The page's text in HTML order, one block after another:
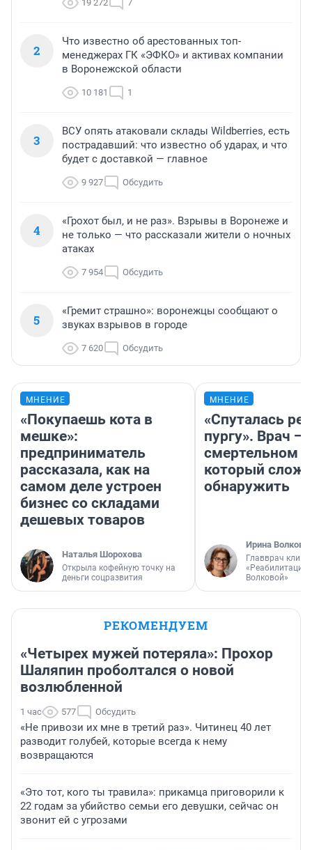
19 272 7
2
Что известно об арестованных топ-
менеджерах ГК «ЭФКО» и активах компании
в Воронежской области
10 181 1
3
ВСУ опять атаковали склады Wildberries, есть
пострадавший: что известно об ударах, и что
будет с доставкой — главное
9 927 Обсудить
4
«Грохот был, и не раз». Взрывы в Воронеже и
не только — что рассказали жители о ночных
атаках
7 954 Обсудить
5
«Гремит страшно»: воронежцы сообщают о
звуках взрывов в городе
7 620 Обсудить
МНЕНИЕ
«Покупаешь кота в
мешке»:
предприниматель
рассказала, как на
самом деле устроен
бизнес со складами
дешевых товаров
Наталья Шорохова
Открыла кофейную точку на
деньги соцразвития
МНЕНИЕ
«Спуталась
пургу». Врач —
смертельном
который
обнаружить
Ирина Волкова
Главврач
«Реабилитация
Волковой»
РЕКОМЕНДУЕМ
«Четырех мужей потеряла»: Прохор
Шаляпин проболтался о новой
возлюбленной
1 час 577 Обсудить
«Не привози их мне в третий раз». Читинец 40 лет
разводит голубей, которые всегда к нему
возвращаются
«Это тот, кого ты травила»: прикамца приговорили к
22 годам за убийство семьи его девушки, сейчас он
звонит ей с угрозами